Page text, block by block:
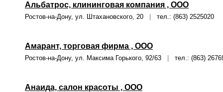
Альбатрос, клининговая компания , ООО
Ростов-на-Дону, ул. Штахановского, 20 тел.: (863) 2525020
Амарант, торговая фирма , ООО
Ростов-на-Дону, ул. Максима Горького, 92/63 тел.: (863)
Анаида, салон красоты , ООО